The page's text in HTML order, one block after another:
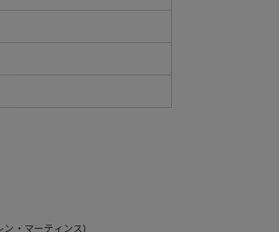
・マーティンス)